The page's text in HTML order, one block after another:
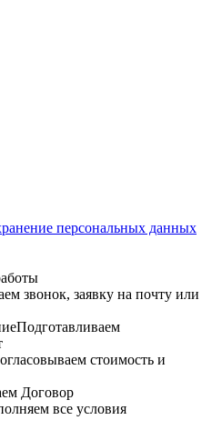
персональных данных
звонок, заявку на почту или
Подготавливаем
стоимость и
Договор
все условия